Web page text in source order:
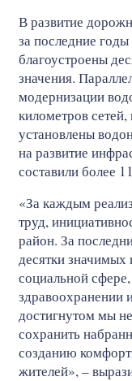
В развитие
за последние
благоустроены
значения.
модернизации
километров
установлены
на развитие
составили более
«За каждым
труд,
район. За
десятки
социальной
здравоохранении
достигнутом мы
сохранить
созданию
жителей», –